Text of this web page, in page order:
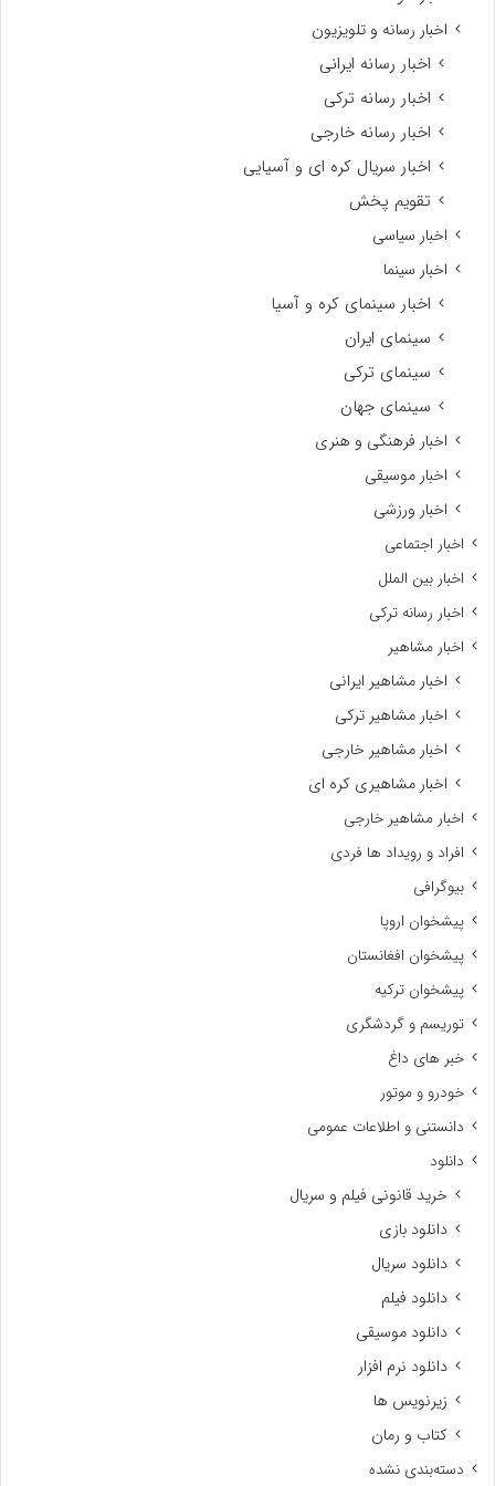
اخبار رسانه و تلویزیون
اخبار رسانه ایرانی
اخبار رسانه ترکی
اخبار رسانه خارجی
اخبار سریال کره ای و آسیایی
تقویم پخش
اخبار سیاسی
اخبار سینما
اخبار سینمای کره و آسیا
سینمای ایران
سینمای ترکی
سینمای جهان
اخبار فرهنگی و هنری
اخبار موسیقی
اخبار ورزشی
اخبار اجتماعی
اخبار بین الملل
اخبار رسانه ترکی
اخبار مشاهیر
اخبار مشاهیر ایرانی
اخبار مشاهیر ترکی
اخبار مشاهیر خارجی
اخبار مشاهیری کره ای
اخبار مشاهیر خارجی
افراد و رویداد ها فردی
بیوگرافی
پیشخوان اروپا
پیشخوان افغانستان
پیشخوان ترکیه
توریسم و گردشگری
خبر های داغ
خودرو و موتور
دانستنی و اطلاعات عمومی
دانلود
خرید قانونی فیلم و سریال
دانلود بازی
دانلود سریال
دانلود فیلم
دانلود موسیقی
دانلود نرم افزار
زیرنویس ها
کتاب و رمان
دسته‌بندی نشده